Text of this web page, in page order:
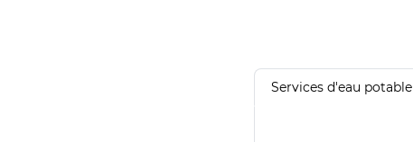
Services d'eau potable